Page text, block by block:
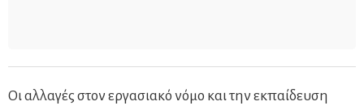
Οι αλλαγές στον εργασιακό νόμο και την εκπαίδευση